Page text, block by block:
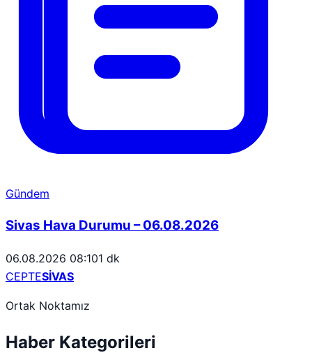
Gündem
Sivas Hava Durumu – 06.08.2026
06.08.2026 08:101 dk
CEPTESİVAS
Ortak Noktamız
Haber Kategorileri